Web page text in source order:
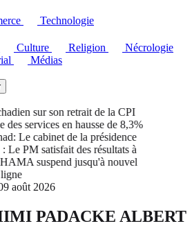
Technologie
Culture Religion
Nécrologie
Médias
sur son retrait de la CPI
services en hausse de 8,3%
Le cabinet de la présidence
PM satisfait des résultats à
suspend jusqu'à nouvel
août 2026
PADACKE ALBERT